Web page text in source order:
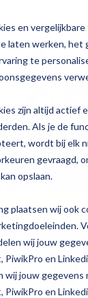
en
laten werken, het
te
zijn altijd actief
Als je de
wordt bij elk
gevraagd,
opslaan.
plaatsen wij ook
wij jouw
PiwikPro en
wij jouw gegevens
PiwikPro en
Magister To do
Magister Join
Magister Inzicht
Magister Kluisjes
Training op jouw school
Praktische informatie
het beste
inzicht in het
oplossingen